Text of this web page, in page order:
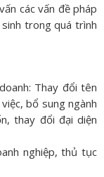
các vấn đề pháp
trong quá trình
Thay đổi tên
bổ sung ngành
thay đổi đại diện
nghiệp, thủ tục